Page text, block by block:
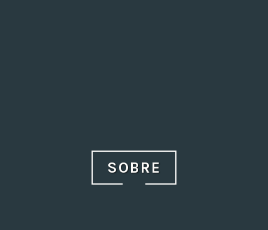
SOBRE